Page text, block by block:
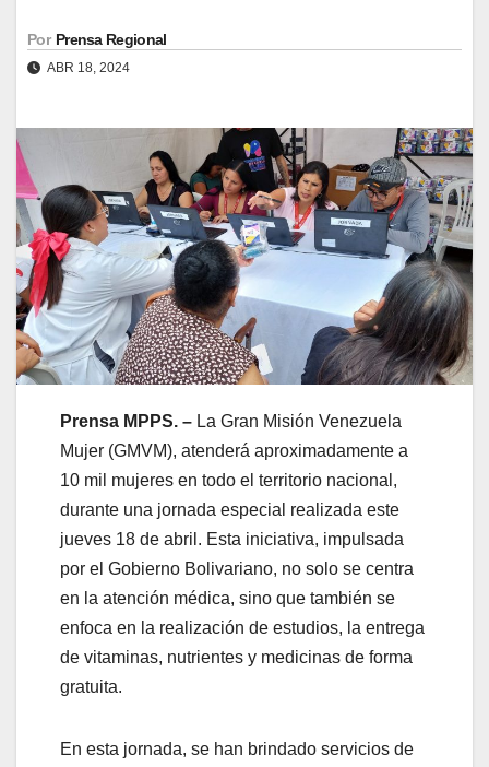
Por Prensa Regional
ABR 18, 2024
Prensa MPPS. – La Gran Misión Venezuela
Mujer (GMVM), atenderá aproximadamente a
10 mil mujeres en todo el territorio nacional,
durante una jornada especial realizada este
jueves 18 de abril. Esta iniciativa, impulsada
por el Gobierno Bolivariano, no solo se centra
en la atención médica, sino que también se
enfoca en la realización de estudios, la entrega
de vitaminas, nutrientes y medicinas de forma
gratuita.
En esta jornada, se han brindado servicios de